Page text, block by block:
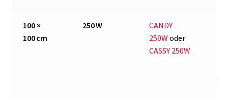
100 ×
100 cm
250 W
CANDY
250W oder
CASSY 250W